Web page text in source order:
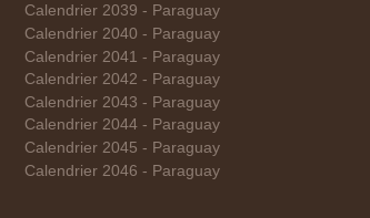
Calendrier 2039 - Paraguay
Calendrier 2040 - Paraguay
Calendrier 2041 - Paraguay
Calendrier 2042 - Paraguay
Calendrier 2043 - Paraguay
Calendrier 2044 - Paraguay
Calendrier 2045 - Paraguay
Calendrier 2046 - Paraguay